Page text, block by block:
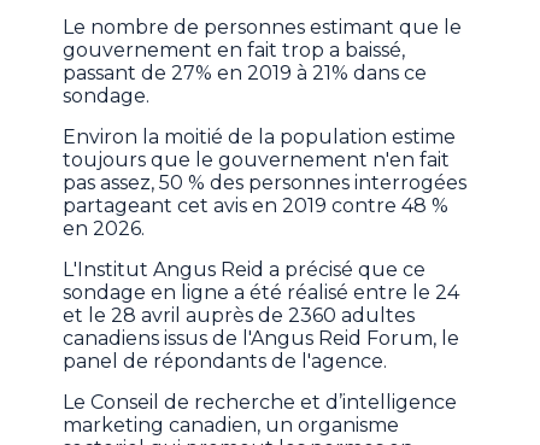
Le nombre de personnes estimant que le
gouvernement en fait trop a baissé,
passant de 27% en 2019 à 21% dans ce
sondage.
Environ la moitié de la population estime
toujours que le gouvernement n'en fait
pas assez, 50 % des personnes interrogées
partageant cet avis en 2019 contre 48 %
en 2026.
L'Institut Angus Reid a précisé que ce
sondage en ligne a été réalisé entre le 24
et le 28 avril auprès de 2360 adultes
canadiens issus de l'Angus Reid Forum, le
panel de répondants de l'agence.
Le Conseil de recherche et d’intelligence
marketing canadien, un organisme